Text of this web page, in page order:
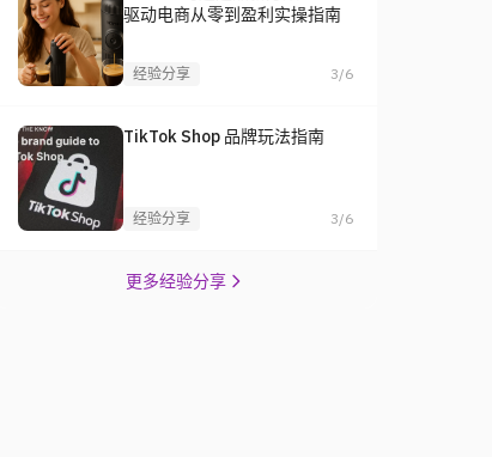
驱动电商从零到盈利实操指南
经验分享 3/6
TikTok Shop 品牌玩法指南
经验分享 3/6
更多经验分享